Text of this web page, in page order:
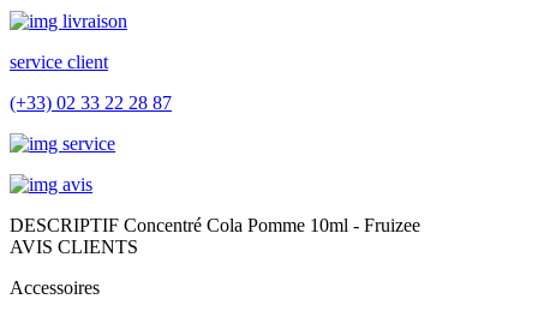
service client
(+33) 02 33 22 28 87
DESCRIPTIF Concentré Cola Pomme 10ml - Fruizee
AVIS CLIENTS
Accessoires